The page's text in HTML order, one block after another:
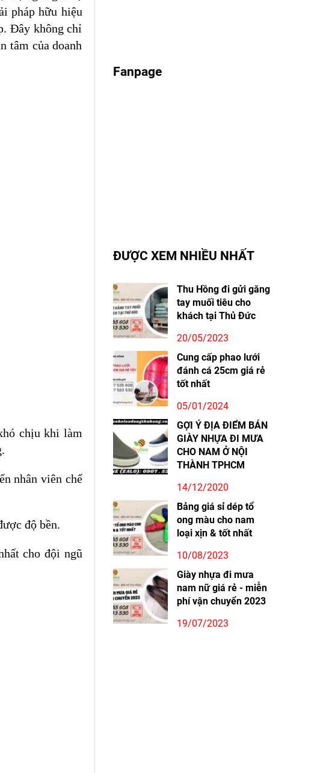
pháp hữu hiệu
Đây không chỉ
tâm của doanh
chịu khi làm
nhân viên chế
độ bền.
cho đội ngũ
Fanpage
ĐƯỢC XEM NHIỀU NHẤT
Thu Hồng đi gửi găng
tay muối tiêu cho
khách tại Thủ Đức
20/05/2023
Cung cấp phao lưới
đánh cá 25cm giá rẻ
tốt nhất
05/01/2024
GỢI Ý ĐỊA ĐIỂM BÁN
GIÀY NHỰA ĐI MƯA
CHO NAM Ở NỘI
THÀNH TPHCM
14/12/2020
Bảng giá sỉ dép tổ
ong màu cho nam
loại xịn & tốt nhất
10/08/2023
Giày nhựa đi mưa
nam nữ giá rẻ - miễn
phí vận chuyển 2023
19/07/2023